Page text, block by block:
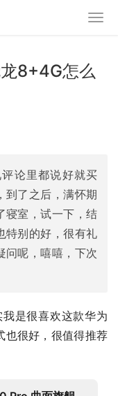
8+4G怎么
论里都说好就买
到了之后，满怀期
寝室，试一下，结
特别的好，很有礼
问呢，嘻嘻，下次
是很喜欢这款华为
也很好，很值得推荐